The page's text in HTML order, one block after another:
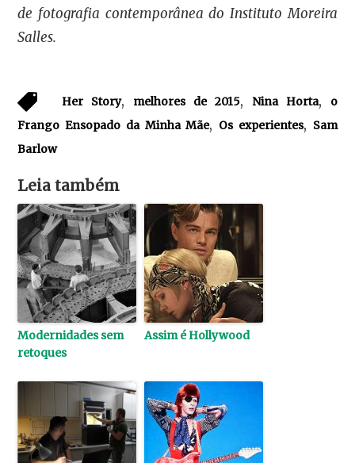
de fotografia contemporânea do Instituto Moreira
Salles.
Her Story, melhores de 2015, Nina Horta,
o
Frango Ensopado da Minha Mãe, Os experientes, Sam
Barlow
Leia também
Modernidades sem
retoques
Assim é Hollywood